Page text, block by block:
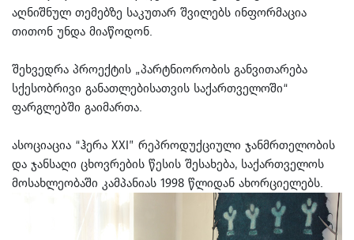
აღნიშნულ თემებზე საკუთარ შვილებს ინფორმაცია
თითონ უნდა მიაწოდონ.
შეხვედრა პროექტის „პარტნიორობის განვითარება
სქესობრივი განათლებისათვის საქართველოში“
ფარგლებში გაიმართა.
ასოციაცია “ჰერა XXI” რეპროდუქციული ჯანმრთელობის
და ჯანსაღი ცხოვრების წესის შესახება, საქართველოს
მოსახლეობაში კამპანიას 1998 წლიდან ახორციელებს.